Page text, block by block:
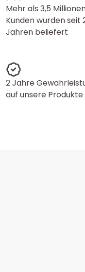
Mehr als 3,5
Kunden wurden seit
Jahren beliefert
2 Jahre
auf unsere Produkte